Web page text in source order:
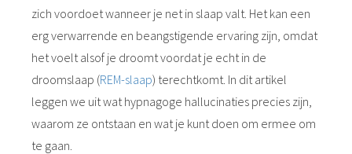
zich voordoet wanneer je net in slaap valt. Het kan een
erg verwarrende en beangstigende ervaring zijn, omdat
het voelt alsof je droomt voordat je echt in de
droomslaap (REM-slaap) terechtkomt. In dit artikel
leggen we uit wat hypnagoge hallucinaties precies zijn,
waarom ze ontstaan en wat je kunt doen om ermee om
te gaan.